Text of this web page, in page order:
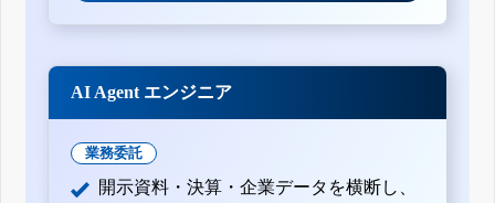
AI Agent エンジニア
業務委託
開示資料・決算・企業データを横断し、